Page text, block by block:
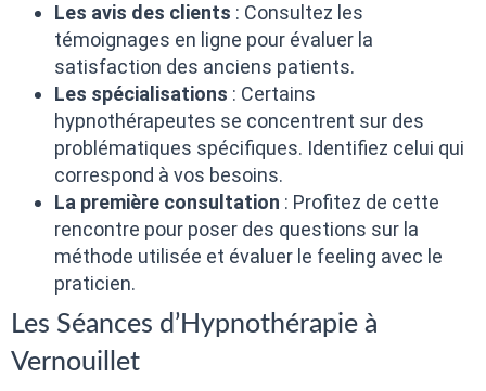
Les avis des clients : Consultez les
témoignages en ligne pour évaluer la
satisfaction des anciens patients.
Les spécialisations : Certains
hypnothérapeutes se concentrent sur des
problématiques spécifiques. Identifiez celui qui
correspond à vos besoins.
La première consultation : Profitez de cette
rencontre pour poser des questions sur la
méthode utilisée et évaluer le feeling avec le
praticien.
Les Séances d’Hypnothérapie à
Vernouillet